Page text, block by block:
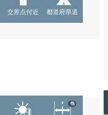
交差点付近 都道府県道
他